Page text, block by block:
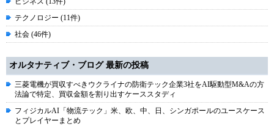
テクノロジー (11件)
社会 (46件)
オルタナティブ・ブログ 最新の投稿
三菱電機が買収すべきウクライナの防衛テック企業3社をAI駆動型M&Aの方
法論で特定、買収金額を割り出すケーススタディ
フィジカルAI「物流テック」米、欧、中、日、シンガポールのユースケース
とプレイヤーまとめ